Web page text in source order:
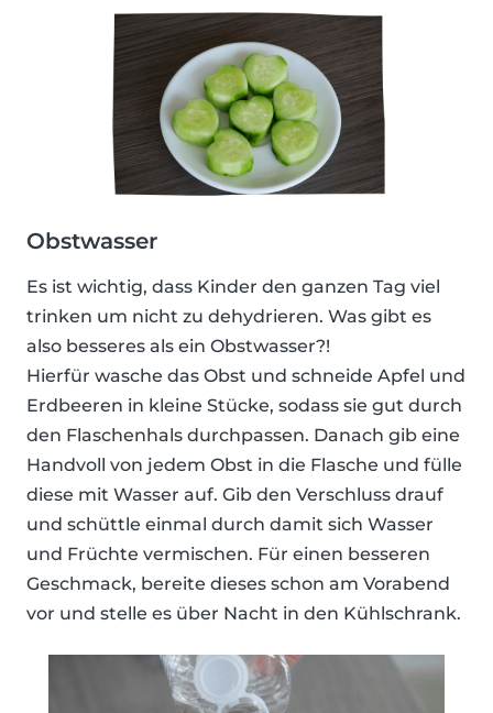
Obstwasser
Es ist wichtig, dass Kinder den ganzen Tag viel
trinken um nicht zu dehydrieren. Was gibt es
also besseres als ein Obstwasser?!
Hierfür wasche das Obst und schneide Apfel und
Erdbeeren in kleine Stücke, sodass sie gut durch
den Flaschenhals durchpassen. Danach gib eine
Handvoll von jedem Obst in die Flasche und fülle
diese mit Wasser auf. Gib den Verschluss drauf
und schüttle einmal durch damit sich Wasser
und Früchte vermischen. Für einen besseren
Geschmack, bereite dieses schon am Vorabend
vor und stelle es über Nacht in den Kühlschrank.